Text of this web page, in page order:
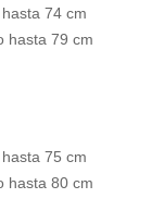
74 cm
hasta 79 cm
75 cm
hasta 80 cm